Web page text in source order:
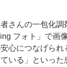
さんの一包化調
フォト」で画
心につなげら
いる」といった